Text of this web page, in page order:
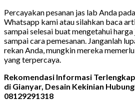
Percayakan pesanan jas lab Anda
Whatsapp kami atau silahkan baca
sampai selesai buat mengetahui harga
sampai cara pemesanan. Janganlah
rekan Anda, mungkin mereka
yang terpercaya.
Rekomendasi Informasi
di Gianyar, Desain Kekinian
08129291318